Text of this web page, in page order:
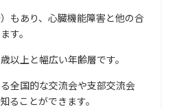
もあり、心臓機能障害と他の合
す。
以上と幅広い年齢層です。
全国的な交流会や支部交流会
ることができます。